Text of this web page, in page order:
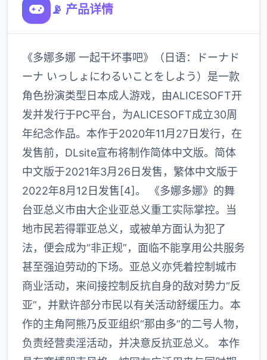
📡 产品详情
《多娜多娜 一起干坏事吧》（日语：ドーナド
ーナ いっしょにわるいことをしよう）是一款
角色扮演类型日本成人游戏，由ALICESOFT开
发并发行于PC平台，为ALICESOFT成立30周
年纪念作品。本作于2020年11月27日发行，在
发售前，DLsite宣布将制作简体中文版。简体
中文版于2021年3月26日发售，繁体中文版于
2022年8月12日发售[4]。 《多娜多娜》的舞
台亚总义市由大企业亚总义重工实际掌控。当
地市民若得罪亚总义，或被单方面认为犯了
法，便会成为“非正规”，面临不能享用公共服务
甚至强迫劳动的下场。亚总义亦凭着控制城市
商业活动，来间接控制反抗自身的敌对势力“反
亚”，并默许部分市民以有关活动舒缓压力。本
作的主角阿熊乃反亚组织“那由多”的二号人物，
负责经营卖淫活动，并决意反抗亚总义。 本作